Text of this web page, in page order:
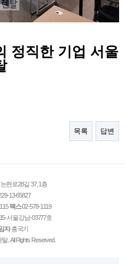
정직한 기업 서울
목록 답변
현로28길 37, 1층
13-65827
팩스02-578-1119
서울강남-03777호
자홍국기
. All Rights Reserved.